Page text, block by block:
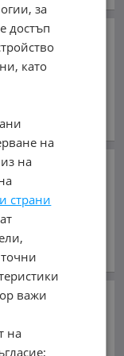
2.0D
2.0D* 4x4*
2.0 D20T
за
достъп
като
на
на
страни
важи
на